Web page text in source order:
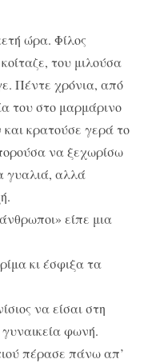
ώρα. Φίλος
του μιλούσα
Πέντε χρόνια, από
του στο μαρμάρινο
κρατούσε γερά το
να ξεχωρίσω
γυαλιά, αλλά
είπε μια
κι έσφιξα τα
να είσαι στη
φωνή.
πέρασε πάνω απ’